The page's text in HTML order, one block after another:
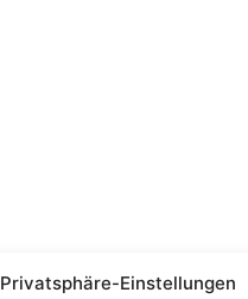
Privatsphäre-Einstellungen